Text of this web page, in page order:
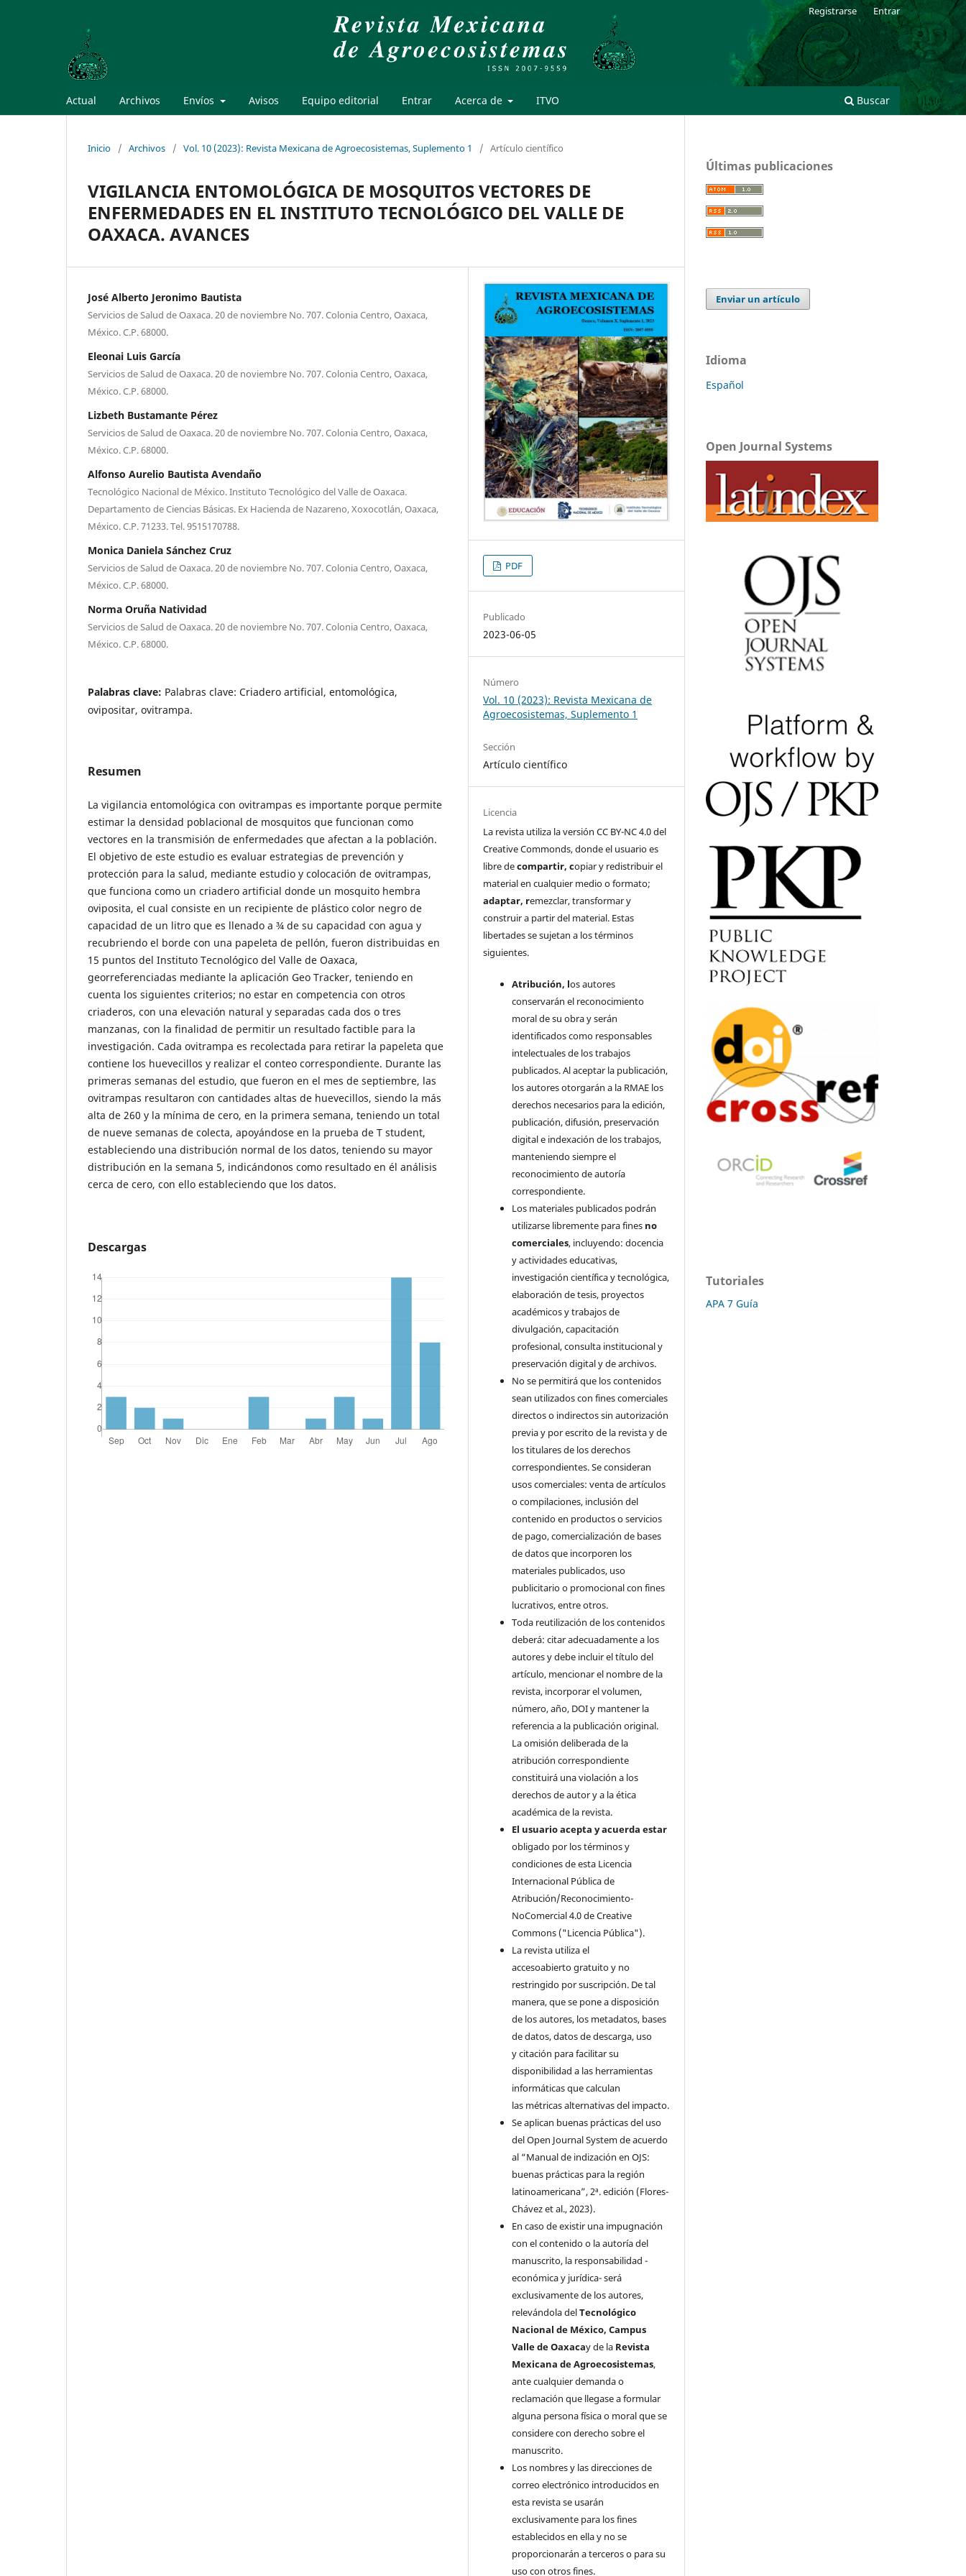
Actual Archivos Envíos Avisos Equipo editorial Entrar Acerca de ITVO Buscar
Registrarse Entrar
Inicio / Archivos / Vol. 10 (2023): Revista Mexicana de Agroecosistemas, Suplemento 1 / Artículo científico
VIGILANCIA ENTOMOLÓGICA DE MOSQUITOS VECTORES DE
ENFERMEDADES EN EL INSTITUTO TECNOLÓGICO DEL VALLE DE
OAXACA. AVANCES
José Alberto Jeronimo Bautista
Servicios de Salud de Oaxaca. 20 de noviembre No. 707. Colonia Centro, Oaxaca,
México. C.P. 68000.
Eleonai Luis García
Servicios de Salud de Oaxaca. 20 de noviembre No. 707. Colonia Centro, Oaxaca,
México. C.P. 68000.
Lizbeth Bustamante Pérez
Servicios de Salud de Oaxaca. 20 de noviembre No. 707. Colonia Centro, Oaxaca,
México. C.P. 68000.
Alfonso Aurelio Bautista Avendaño
Tecnológico Nacional de México. Instituto Tecnológico del Valle de Oaxaca.
Departamento de Ciencias Básicas. Ex Hacienda de Nazareno, Xoxocotlán, Oaxaca,
México. C.P. 71233. Tel. 9515170788.
Monica Daniela Sánchez Cruz
Servicios de Salud de Oaxaca. 20 de noviembre No. 707. Colonia Centro, Oaxaca,
México. C.P. 68000.
Norma Oruña Natividad
Servicios de Salud de Oaxaca. 20 de noviembre No. 707. Colonia Centro, Oaxaca,
México. C.P. 68000.
Palabras clave: Palabras clave: Criadero artificial, entomológica,
ovipositar, ovitrampa.
Resumen
La vigilancia entomológica con ovitrampas es importante porque permite
estimar la densidad poblacional de mosquitos que funcionan como
vectores en la transmisión de enfermedades que afectan a la población.
El objetivo de este estudio es evaluar estrategias de prevención y
protección para la salud, mediante estudio y colocación de ovitrampas,
que funciona como un criadero artificial donde un mosquito hembra
oviposita, el cual consiste en un recipiente de plástico color negro de
capacidad de un litro que es llenado a ¾ de su capacidad con agua y
recubriendo el borde con una papeleta de pellón, fueron distribuidas en
15 puntos del Instituto Tecnológico del Valle de Oaxaca,
georreferenciadas mediante la aplicación Geo Tracker, teniendo en
cuenta los siguientes criterios; no estar en competencia con otros
criaderos, con una elevación natural y separadas cada dos o tres
manzanas, con la finalidad de permitir un resultado factible para la
investigación. Cada ovitrampa es recolectada para retirar la papeleta que
contiene los huevecillos y realizar el conteo correspondiente. Durante las
primeras semanas del estudio, que fueron en el mes de septiembre, las
ovitrampas resultaron con cantidades altas de huevecillos, siendo la más
alta de 260 y la mínima de cero, en la primera semana, teniendo un total
de nueve semanas de colecta, apoyándose en la prueba de T student,
estableciendo una distribución normal de los datos, teniendo su mayor
distribución en la semana 5, indicándonos como resultado en él análisis
cerca de cero, con ello estableciendo que los datos.
Descargas
PDF
Publicado
2023-06-05
Número
Vol. 10 (2023): Revista Mexicana de
Agroecosistemas, Suplemento 1
Sección
Artículo científico
Licencia
La revista utiliza la versión CC BY-NC 4.0 del
Creative Commonds, donde el usuario es
libre decompartir, copiar y redistribuir el
material en cualquier medio o formato;
adaptar, remezclar, transformar y
construir a partir del material. Estas
libertades se sujetan a los términos
siguientes.
Atribución, los autores
conservarán el reconocimiento
moral de su obra y serán
identificados como responsables
intelectuales de los trabajos
publicados. Al aceptar la publicación,
los autores otorgarán a la RMAE los
derechos necesarios para la edición,
publicación, difusión, preservación
digital e indexación de los trabajos,
manteniendo siempre el
reconocimiento de autoría
correspondiente.
Los materiales publicados podrán
utilizarse libremente para fines no
comerciales, incluyendo: docencia
y actividades educativas,
investigación científica y tecnológica,
elaboración de tesis, proyectos
académicos y trabajos de
divulgación, capacitación
profesional, consulta institucional y
preservación digital y de archivos.
No se permitirá que los contenidos
sean utilizados con fines comerciales
directos o indirectos sin autorización
previa y por escrito de la revista y de
los titulares de los derechos
correspondientes. Se consideran
usos comerciales: venta de artículos
o compilaciones, inclusión del
contenido en productos o servicios
de pago, comercialización de bases
de datos que incorporen los
materiales publicados, uso
publicitario o promocional con fines
lucrativos, entre otros.
Toda reutilización de los contenidos
deberá: citar adecuadamente a los
autores y debe incluir el título del
artículo, mencionar el nombre de la
revista, incorporar el volumen,
número, año, DOI y mantener la
referencia a la publicación original.
La omisión deliberada de la
atribución correspondiente
constituirá una violación a los
derechos de autor y a la ética
académica de la revista.
El usuario acepta y acuerda estar
obligado por los términos y
condiciones de esta Licencia
Internacional Pública de
Atribución/Reconocimiento-
NoComercial 4.0 de Creative
Commons ("Licencia Pública").
La revista utiliza el
accesoabierto gratuito y no
restringido por suscripción. De tal
manera, que se pone a disposición
de los autores, los metadatos, bases
de datos, datos de descarga, uso
y citación para facilitar su
disponibilidad a las herramientas
informáticas que calculan
las métricas alternativas del impacto.
Se aplican buenas prácticas del uso
del Open Journal System de acuerdo
al “Manual de indización en OJS:
buenas prácticas para la región
latinoamericana”, 2ª. edición (Flores-
Chávez et al., 2023).
En caso de existir una impugnación
con el contenido o la autoría del
manuscrito, la responsabilidad -
económica y jurídica- será
exclusivamente de los autores,
relevándola delTecnológico
Nacional de México, Campus
Valle de Oaxacay de la Revista
Mexicana de Agroecosistemas,
ante cualquier demanda o
reclamación que llegase a formular
alguna persona física o moral que se
considere con derecho sobre el
manuscrito.
Los nombres y las direcciones de
correo electrónico introducidos en
esta revista se usarán
exclusivamente para los fines
establecidos en ella y no se
proporcionarán a terceros o para su
uso con otros fines.
Últimas publicaciones
Enviar un artículo
Idioma
Español
Open Journal Systems
Tutoriales
APA 7 Guía